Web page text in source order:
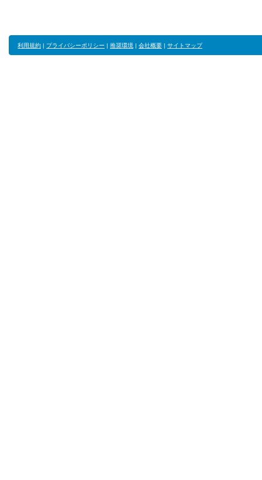
利用規約 | プライバシーポリシー | 推奨環境 | 会社概要 | サイトマップ